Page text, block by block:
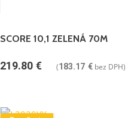
SCORE 10,1 ZELENÁ 70M
219.80 € (183.17 € bez DPH)